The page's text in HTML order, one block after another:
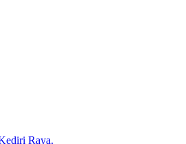
Raya.